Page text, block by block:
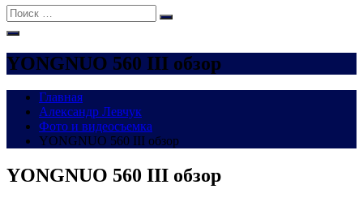
Поиск:
Поиск
YONGNUO 560 III обзор
Главная
Александр Левчук
Фото и видеосъемка
YONGNUO 560 III обзор
YONGNUO 560 III обзор